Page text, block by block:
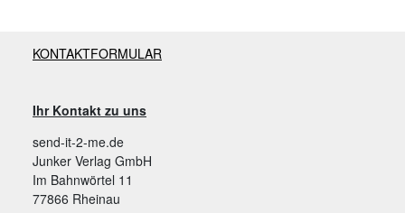
KONTAKTFORMULAR
Ihr Kontakt zu uns
send-it-2-me.de
Junker Verlag GmbH
Im Bahnwörtel 11
77866 Rheinau